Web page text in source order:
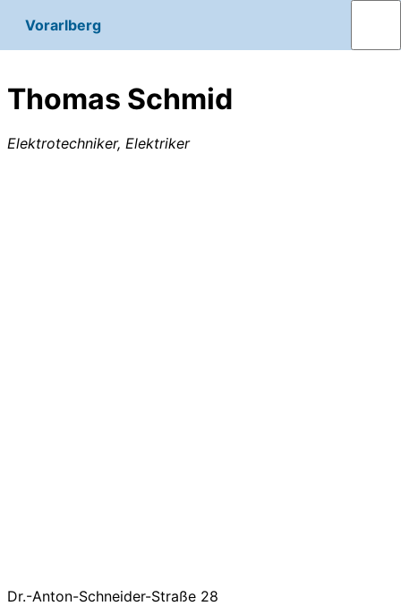
Vorarlberg
Thomas Schmid
Elektrotechniker, Elektriker
Dr.-Anton-Schneider-Straße 28